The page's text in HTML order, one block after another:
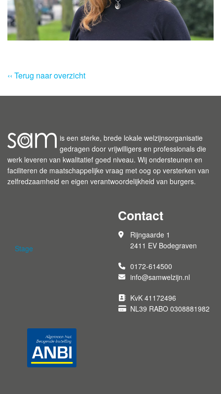
‹‹ Terug naar overzicht
is een sterke, brede lokale welzijnsorganisatie
gedragen door vrijwilligers en professionals die
werk leveren van kwalitatief goed niveau. Wij ondersteunen en
faciliteren de maatschappelijke vraag met oog op versterken van
zelfredzaamheid en eigen verantwoordelijkheid van burgers.
Stage
Contact
Rijngaarde 1
2411 EV Bodegraven
0172-614500
info@samwelzijn.nl
KvK 41172496
NL39 RABO 0308881982